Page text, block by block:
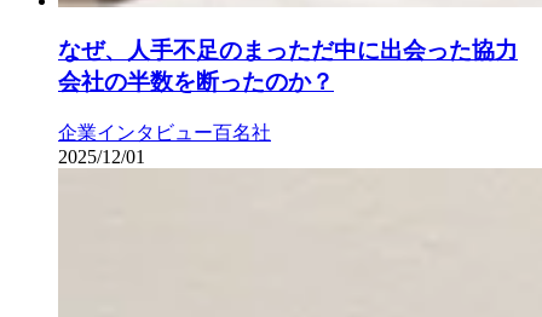
なぜ、人手不足のまっただ中に出会った協力
会社の半数を断ったのか？
企業インタビュー百名社
2025/12/01